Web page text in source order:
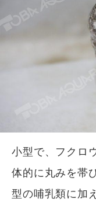
小型で、フクロ
体的に丸みを帯
型の哺乳類に加